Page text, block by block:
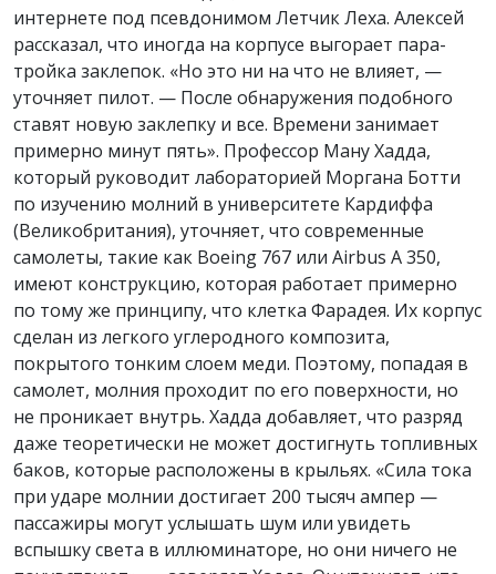
интернете под псевдонимом Летчик Леха. Алексей
рассказал, что иногда на корпусе выгорает пара-
тройка заклепок. «Но это ни на что не влияет, —
уточняет пилот. — После обнаружения подобного
ставят новую заклепку и все. Времени занимает
примерно минут пять». Профессор Ману Хадда,
который руководит лабораторией Моргана Ботти
по изучению молний в университете Кардиффа
(Великобритания), уточняет, что современные
самолеты, такие как Boeing 767 или Airbus A 350,
имеют конструкцию, которая работает примерно
по тому же принципу, что клетка Фарадея. Их корпус
сделан из легкого углеродного композита,
покрытого тонким слоем меди. Поэтому, попадая в
самолет, молния проходит по его поверхности, но
не проникает внутрь. Хадда добавляет, что разряд
даже теоретически не может достигнуть топливных
баков, которые расположены в крыльях. «Сила тока
при ударе молнии достигает 200 тысяч ампер —
пассажиры могут услышать шум или увидеть
вспышку света в иллюминаторе, но они ничего не